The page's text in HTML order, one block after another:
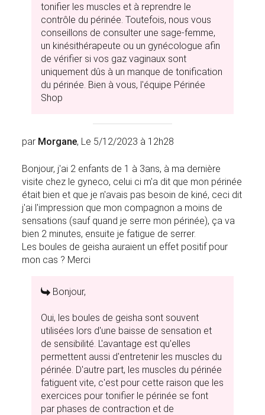
tonifier les muscles et à reprendre le
contrôle du périnée. Toutefois, nous vous
conseillons de consulter une sage-femme,
un kinésithérapeute ou un gynécologue afin
de vérifier si vos gaz vaginaux sont
uniquement dûs à un manque de tonification
du périnée. Bien à vous, l'équipe Périnée
Shop
par Morgane, Le 5/12/2023 à 12h28
Bonjour, j'ai 2 enfants de 1 à 3ans, à ma dernière
visite chez le gyneco, celui ci m'a dit que mon périnée
était bien et que je n'avais pas besoin de kiné, ceci dit
j'ai l'impression que mon compagnon a moins de
sensations (sauf quand je serre mon périnée), ça va
bien 2 minutes, ensuite je fatigue de serrer.
Les boules de geisha auraient un effet positif pour
mon cas ? Merci
Bonjour,
Oui, les boules de geisha sont souvent
utilisées lors d'une baisse de sensation et
de sensibilité. L'avantage est qu'elles
permettent aussi d'entretenir les muscles du
périnée. D'autre part, les muscles du périnée
fatiguent vite, c'est pour cette raison que les
exercices pour tonifier le périnée se font
par phases de contraction et de